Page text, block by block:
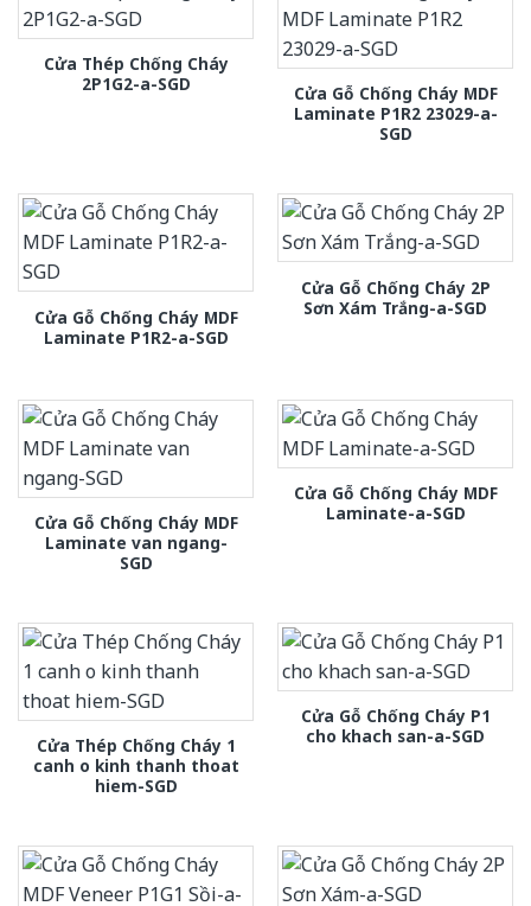
Cửa Thép Chống Cháy
2P1G2-a-SGD
Cửa Gỗ Chống Cháy MDF
Laminate P1R2 23029-a-
SGD
Cửa Gỗ Chống Cháy MDF
Laminate P1R2-a-SGD
Cửa Gỗ Chống Cháy 2P
Sơn Xám Trắng-a-SGD
Cửa Gỗ Chống Cháy MDF
Laminate van ngang-
SGD
Cửa Gỗ Chống Cháy MDF
Laminate-a-SGD
Cửa Thép Chống Cháy 1
canh o kinh thanh thoat
hiem-SGD
Cửa Gỗ Chống Cháy P1
cho khach san-a-SGD